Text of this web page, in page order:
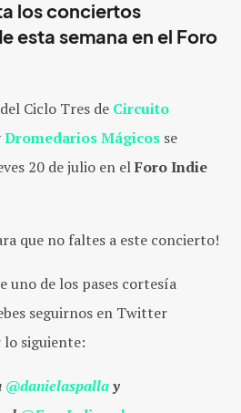
los conciertos
esta semana en el Foro
Ciclo Tres de Circuito
Dromedarios Mágicos se
20 de julio en elForo Indie
que no faltes a este concierto!
uno de los pases cortesía
seguirnos en Twitter
lo siguiente:
@danielaspallay